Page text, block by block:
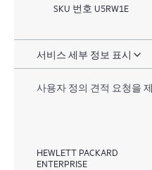
SKU 번호 U5RW1E
서비스 세부 정보 표시
사용자 정의 견적 요청을
HEWLETT PACKARD
ENTERPRISE